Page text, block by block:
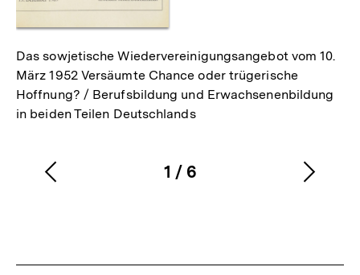
Das sowjetische Wiedervereinigungsangebot vom 10.
März 1952 Versäumte Chance oder trügerische
Hoffnung? / Berufsbildung und Erwachsenenbildung
in beiden Teilen Deutschlands
Karussellinhalt
1
von
/ 6
Vorherigen